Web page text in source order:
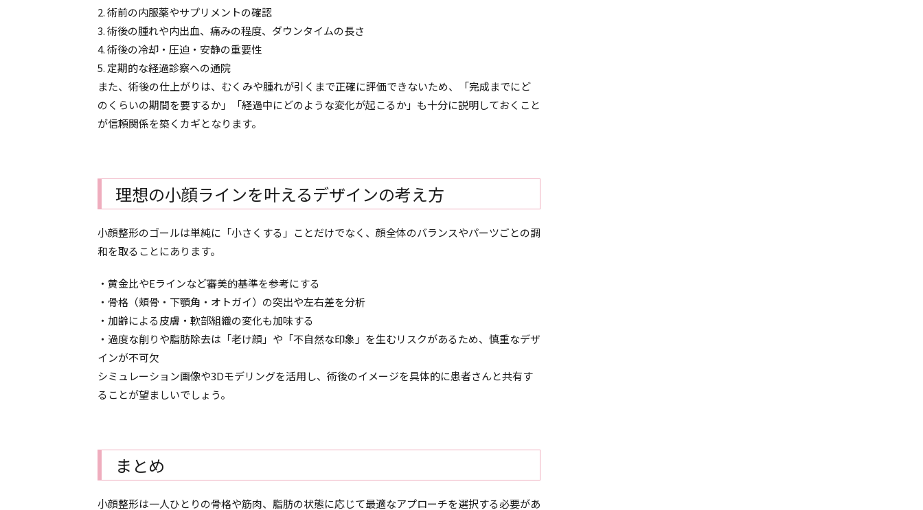
2. 術前の内服薬やサプリメントの確認
3. 術後の腫れや内出血、痛みの程度、ダウンタイムの長さ
4. 術後の冷却・圧迫・安静の重要性
5. 定期的な経過診察への通院
また、術後の仕上がりは、むくみや腫れが引くまで正確に評価できないため、「完成までにど
のくらいの期間を要するか」「経過中にどのような変化が起こるか」も十分に説明しておくこと
が信頼関係を築くカギとなります。
理想の小顔ラインを叶えるデザインの考え方
小顔整形のゴールは単純に「小さくする」ことだけでなく、顔全体のバランスやパーツごとの調
和を取ることにあります。
・黄金比やEラインなど審美的基準を参考にする
・骨格（頬骨・下顎角・オトガイ）の突出や左右差を分析
・加齢による皮膚・軟部組織の変化も加味する
・過度な削りや脂肪除去は「老け顔」や「不自然な印象」を生むリスクがあるため、慎重なデザ
インが不可欠
シミュレーション画像や3Dモデリングを活用し、術後のイメージを具体的に患者さんと共有す
ることが望ましいでしょう。
まとめ
小顔整形は一人ひとりの骨格や筋肉、脂肪の状態に応じて最適なアプローチを選択する必要があ